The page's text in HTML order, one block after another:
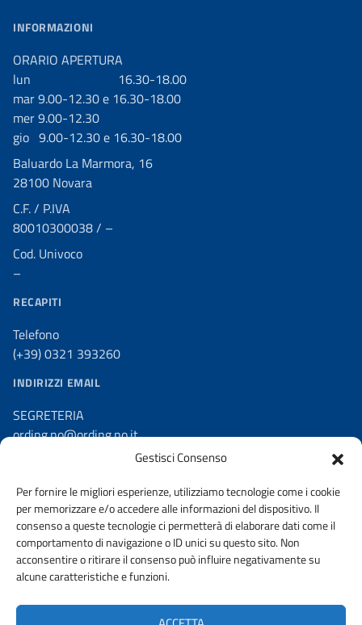
Gestisci Consenso
Per fornire le migliori esperienze, utilizziamo tecnologie come i cookie
per memorizzare e/o accedere alle informazioni del dispositivo. Il
consenso a queste tecnologie ci permetterà di elaborare dati come il
comportamento di navigazione o ID unici su questo sito. Non
acconsentire o ritirare il consenso può influire negativamente su
alcune caratteristiche e funzioni.
INFORMAZIONI
ORARIO APERTURA
lun 16.30-18.00
mar 9.00-12.30 e 16.30-18.00
mer 9.00-12.30
gio 9.00-12.30 e 16.30-18.00
Baluardo La Marmora, 16
28100 Novara
C.F. / P.IVA
80010300038 / –
Cod. Univoco
–
RECAPITI
Telefono
(+39) 0321 393260
INDIRIZZI EMAIL
SEGRETERIA
ording.no@ording.no.it
AMMINISTRAZIONE TRASPARENTE
DICHIARAZIONE DI ACCESSIBILITA’